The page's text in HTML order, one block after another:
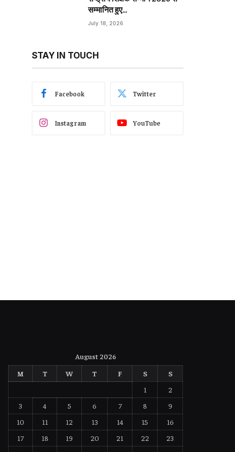
सम्मानित हुए…
July 18, 2026
STAY IN TOUCH
Facebook Twitter
Instagram YouTube
August 2026
M
T W T F S
S
1
2
3
4 5 6 7 8
9
10
11 12 13 14 15
16
17
18 19 20 21 22
23